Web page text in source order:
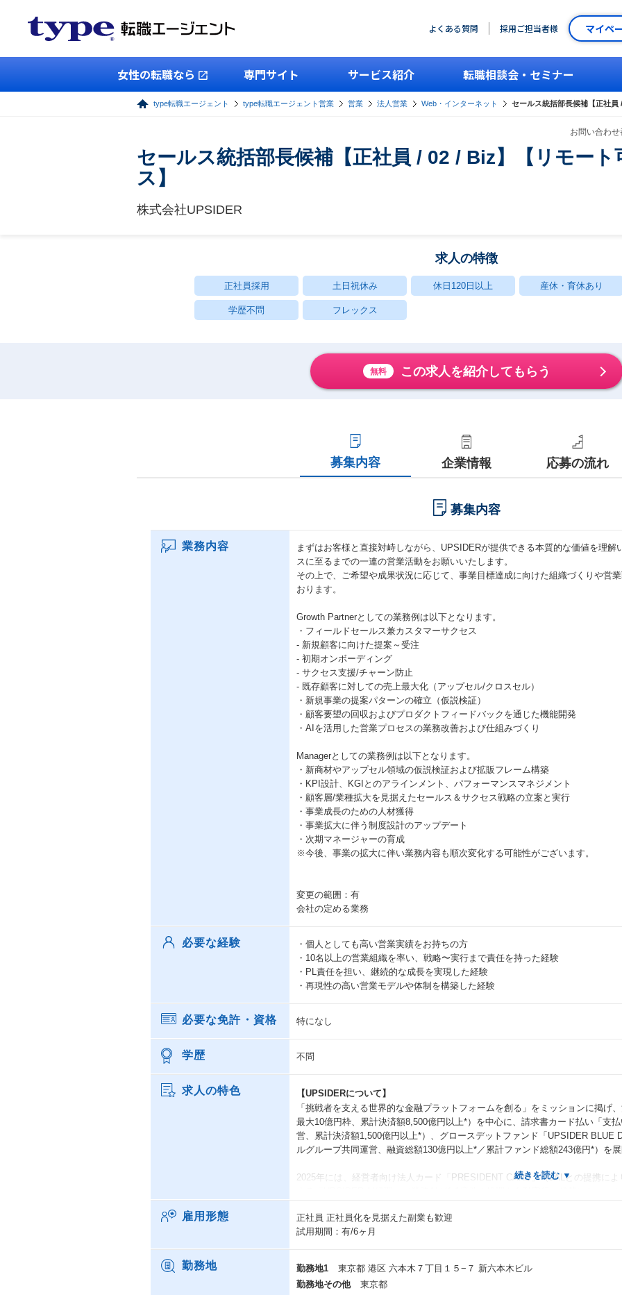
よくある質問 採用ご担当者様 マイペ
女性の転職なら 専門サイト サービス紹介 転職相談会・セミナー
type転職エージェント type転職エージェント営業 営業 法人営業 Web・インターネット セールス統括部長候補【正社員
お問い合わ
セールス統括部長候補【正社員 / 02 / Biz】【リモート
ス】
株式会社UPSIDER
求人の特徴
正社員採用 土日祝休み 休日120日以上 産休・育休あり
学歴不問 フレックス
無料 この求人を紹介してもらう
募集内容 企業情報 応募の流れ
募集内容
業務内容
まずはお客様と直接対峙しながら、UPSIDERが提供できる本質的な価値を理解
スに至るまでの一連の営業活動をお願いいたします。
その上で、ご希望や成果状況に応じて、事業目標達成に向けた組織づくりや営
おります。
Growth Partnerとしての業務例は以下となります。
・フィールドセールス兼カスタマーサクセス
- 新規顧客に向けた提案～受注
- 初期オンボーディング
- サクセス支援/チャーン防止
- 既存顧客に対しての売上最大化（アップセル/クロスセル）
・新規事業の提案パターンの確立（仮説検証）
・顧客要望の回収およびプロダクトフィードバックを通じた機能開発
・AIを活用した営業プロセスの業務改善および仕組みづくり
Managerとしての業務例は以下となります。
・新商材やアップセル領域の仮説検証および拡販フレーム構築
・KPI設計、KGIとのアラインメント、パフォーマンスマネジメント
・顧客層/業種拡大を見据えたセールス＆サクセス戦略の立案と実行
・事業成長のための人材獲得
・事業拡大に伴う制度設計のアップデート
・次期マネージャーの育成
※今後、事業の拡大に伴い業務内容も順次変化する可能性がございます。
変更の範囲：有
会社の定める業務
必要な経験
・個人としても高い営業実績をお持ちの方
・10名以上の営業組織を率い、戦略〜実行まで責任を持った経験
・PL責任を担い、継続的な成長を実現した経験
・再現性の高い営業モデルや体制を構築した経験
必要な免許・資格 特になし
学歴 不問
求人の特色
【UPSIDERについて】
「挑戦者を支える世界的な金融プラットフォームを創る」をミッションに掲げ
最大10億円枠、累計決済額8,500億円以上*）を中心に、請求書カード払い「支
営、累計決済額1,500億円以上*）、グロースデットファンド「UPSIDER BLUE
ルグループ共同運営、融資総額130億円以上*／累計ファンド総額243億円*）を展
2025年には、経営者向け法人カード「PRESIDENT CARD」（JALとの提携に
また、祖業の「UPSIDER」では累計与信枠5兆円以上を提供し、不正利用発生
います。
事業成長としては、年間売上規模約100億円*、かつ年間売上成長率50%以上*を
雇用形態 正社員 正社員化を見据えた副業も歓迎
試用期間：有/6ヶ月
勤務地 勤務地1
東京都 港区 六本木７丁目１５−７ 新六本木ビル
勤務地その他
東京都